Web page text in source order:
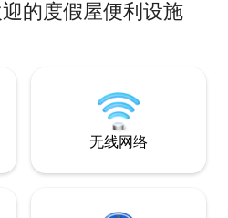
（9 公里/6 英
里）、Playa
面上查看我
的度假屋便利设施
无线网络